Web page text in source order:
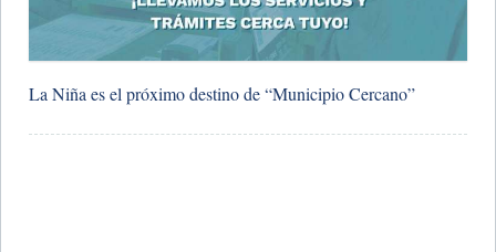
La Niña es el próximo destino de “Municipio Cercano”